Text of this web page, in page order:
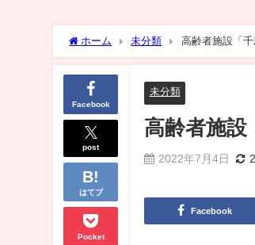
ホーム 未分類 高齢者施設「
Facebook
post
はてブ
Pocket
未分類
高齢者施設
2022年7月4日
Facebook